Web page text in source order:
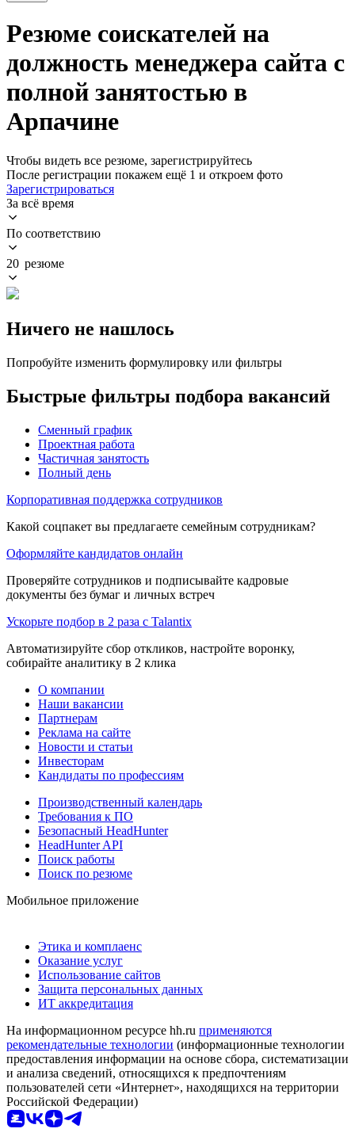
Резюме соискателей на
должность менеджера сайта с
полной занятостью в
Арпачине
Чтобы видеть все резюме, зарегистрируйтесь
После регистрации покажем ещё 1 и откроем фото
Зарегистрироваться
За всё время
По соответствию
20 резюме
Ничего не нашлось
Попробуйте изменить формулировку или фильтры
Быстрые фильтры подбора вакансий
Сменный график
Проектная работа
Частичная занятость
Полный день
Корпоративная поддержка сотрудников
Какой соцпакет вы предлагаете семейным сотрудникам?
Оформляйте кандидатов онлайн
Проверяйте сотрудников и подписывайте кадровые
документы без бумаг и личных встреч
Ускорьте подбор в 2 раза с Talantix
Автоматизируйте сбор откликов, настройте воронку,
собирайте аналитику в 2 клика
О компании
Наши вакансии
Партнерам
Реклама на сайте
Новости и статьи
Инвесторам
Кандидаты по профессиям
Производственный календарь
Требования к ПО
Безопасный HeadHunter
HeadHunter API
Поиск работы
Поиск по резюме
Мобильное приложение
Этика и комплаенс
Оказание услуг
Использование сайтов
Защита персональных данных
ИТ аккредитация
На информационном ресурсе hh.ru применяются
рекомендательные технологии (информационные технологии
предоставления информации на основе сбора, систематизации
и анализа сведений, относящихся к предпочтениям
пользователей сети «Интернет», находящихся на территории
Российской Федерации)